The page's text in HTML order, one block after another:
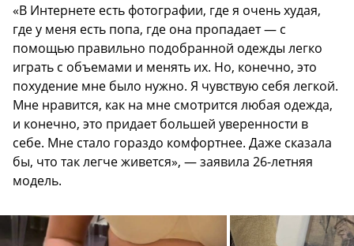
«В Интернете есть фотографии, где я очень худая,
где у меня есть попа, где она пропадает — с
помощью правильно подобранной одежды легко
играть с объемами и менять их. Но, конечно, это
похудение мне было нужно. Я чувствую себя легкой.
Мне нравится, как на мне смотрится любая одежда,
и конечно, это придает большей уверенности в
себе. Мне стало гораздо комфортнее. Даже сказала
бы, что так легче живется», — заявила 26-летняя
модель.